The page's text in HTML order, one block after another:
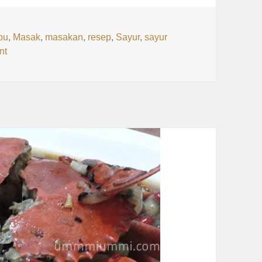
, Masak, masakan, resep, Sayur,sayur
on Ide Sayur Praktis